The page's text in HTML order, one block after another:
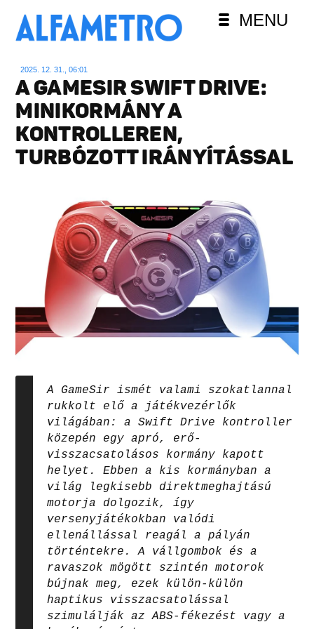
MENU
2025. 12. 31., 06:01
A GAMESIR SWIFT DRIVE:
MINIKORMÁNY A
KONTROLLEREN,
TURBÓZOTT IRÁNYÍTÁSSAL
A GameSir ismét valami szokatlannal
rukkolt elő a játékvezérlők
világában: a Swift Drive kontroller
közepén egy apró, erő-
visszacsatolásos kormány kapott
helyet. Ebben a kis kormányban a
világ legkisebb direktmeghajtású
motorja dolgozik, így
versenyjátékokban valódi
ellenállással reagál a pályán
történtekre. A vállgombok és a
ravaszok mögött szintén motorok
bújnak meg, ezek külön-külön
haptikus visszacsatolással
szimulálják az ABS-fékezést vagy a